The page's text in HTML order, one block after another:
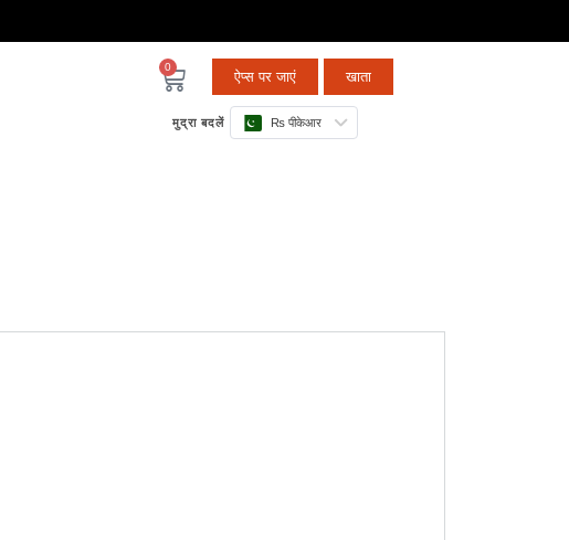
0
ऐप्स पर जाएं खाता
मुद्रा बदलें ₨ पीकेआर